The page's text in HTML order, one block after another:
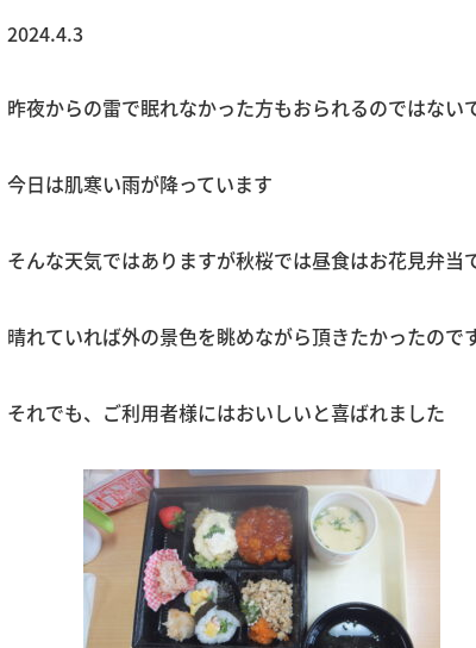
2024.4.3
昨夜からの雷で眠れなかった方もおられるのではない
今日は肌寒い雨が降っています
そんな天気ではありますが秋桜では昼食はお花見弁当
晴れていれば外の景色を眺めながら頂きたかったので
それでも、ご利用者様にはおいしいと喜ばれました